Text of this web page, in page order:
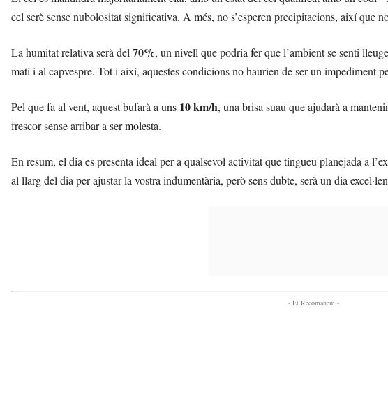
cel serè sense nubolositat significativa. A més, no s’esperen precipitacions, així que
La humitat relativa serà del 70%, un nivell que podria fer que l’ambient se senti
matí i al capvespre. Tot i així, aquestes condicions no haurien de ser un impediment
Pel que fa al vent, aquest bufarà a uns 10 km/h, una brisa suau que ajudarà a
frescor sense arribar a ser molesta.
En resum, el dia es presenta ideal per a qualsevol activitat que tingueu planejada a
al llarg del dia per ajustar la vostra indumentària, però sens dubte, serà un dia
- Et Recomanem -